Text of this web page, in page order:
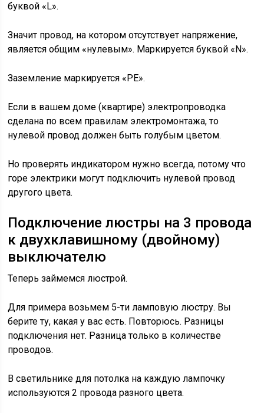
буквой «L».
Значит провод, на котором отсутствует напряжение,
является общим «нулевым». Маркируется буквой «N».
Заземление маркируется «PE».
Если в вашем доме (квартире) электропроводка
сделана по всем правилам электромонтажа, то
нулевой провод должен быть голубым цветом.
Но проверять индикатором нужно всегда, потому что
горе электрики могут подключить нулевой провод
другого цвета.
Подключение люстры на 3 провода
к двухклавишному (двойному)
выключателю
Теперь займемся люстрой.
Для примера возьмем 5-ти ламповую люстру. Вы
берите ту, какая у вас есть. Повторюсь. Разницы
подключения нет. Разница только в количестве
проводов.
В светильнике для потолка на каждую лампочку
используются 2 провода разного цвета.